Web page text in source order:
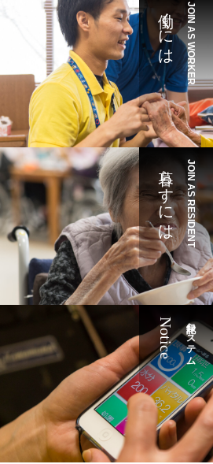
JOIN AS WORKER
働くには
JOIN AS RESIDENT
暮らすには
記録システム
Notice